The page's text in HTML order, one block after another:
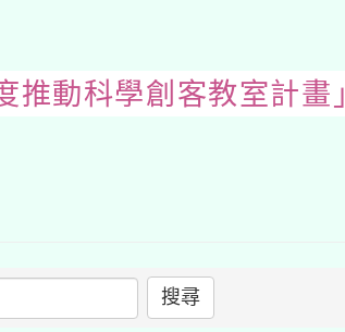
推動科學創客教室計畫
搜尋